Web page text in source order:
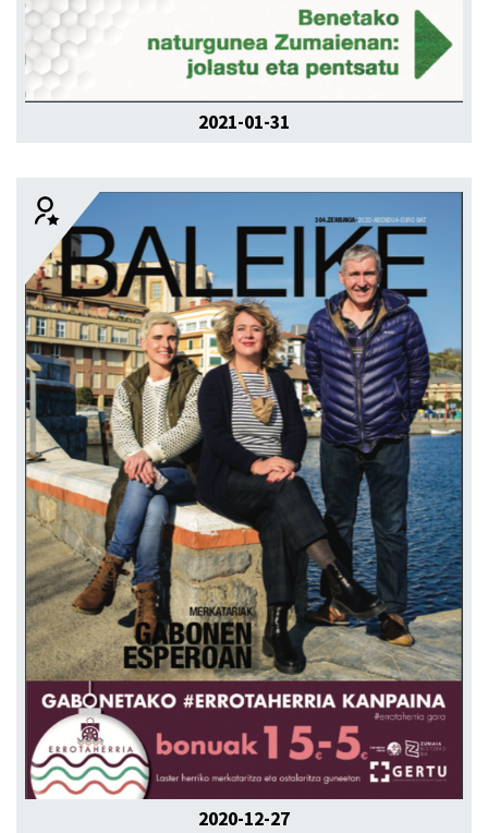
2021-01-31
2020-12-27